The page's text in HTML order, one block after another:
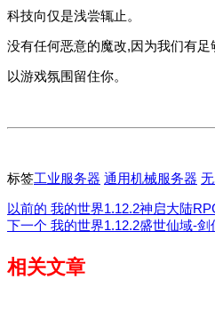
科技向仅是浅尝辄止。
没有任何恶意的魔改,因为我们有足
以游戏氛围留住你。
标签工业服务器 通用机械服务器
以前的 我的世界1.12.2神启大陆
下一个 我的世界1.12.2盛世仙域-
相关文章